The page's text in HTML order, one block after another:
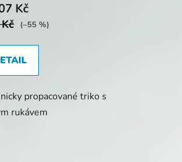
Kč
(–55 %)
propacované triko s
rukávem